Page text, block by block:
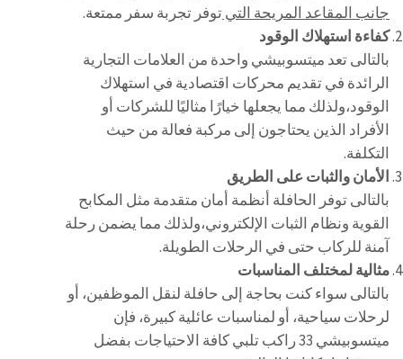
جانب المقاعد المريحة التيتوفر تجربة سفر ممتعة.
كفاءة استهلاك الوقود
بالتالى تعد ميتسوبيشي واحدة من العلامات التجارية
الرائدة في تقديم محركات اقتصادية في استهلاك
الوقود،ولذلك مما يجعلها خيارًا مثاليًا للشركات أو
الأفراد الذين يحتاجون إلى مركبة فعالة من حيث
التكلفة.
الأمان والثبات على الطريق
بالتالى توفر الحافلة أنظمة أمان متقدمة مثل المكابح
القوية ونظام الثبات الإلكتروني،ولذلك مما يضمن رحلة
آمنة للركاب حتى في الرحلات الطويلة.
مثالية لمختلف المناسبات
بالتالى سواء كنت بحاجة إلى حافلة لنقل الموظفين، أو
لرحلات سياحية، أو لمناسبات عائلية كبيرة، فإن
ميتسوبيشي 33 راكب تلبي كافة الاحتياجات بفضل